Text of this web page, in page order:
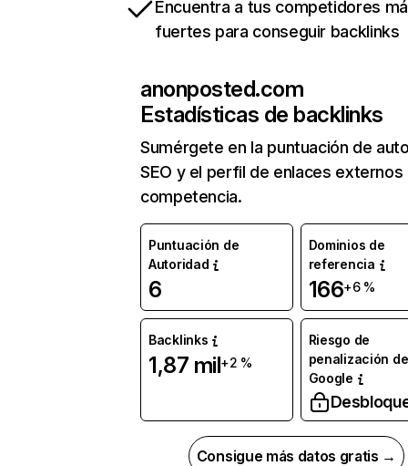
Encuentra a tus competidores
fuertes para conseguir backlinks
anonposted.com
Estadísticas de backlinks
Sumérgete en la puntuación de
SEO y el perfil de enlaces externos
competencia.
Puntuación de
Autoridad
6
Dominios de
referencia
166+6 %
Backlinks
1,87 mil+2 %
Riesgo de
penalización de
Google
Consigue más datos gratis →